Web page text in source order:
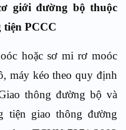
giới đường bộ thuộc
PCCC
hoặc sơ mi rơ moóc
máy kéo theo quy định
thông đường bộ và
tiện giao thông đường